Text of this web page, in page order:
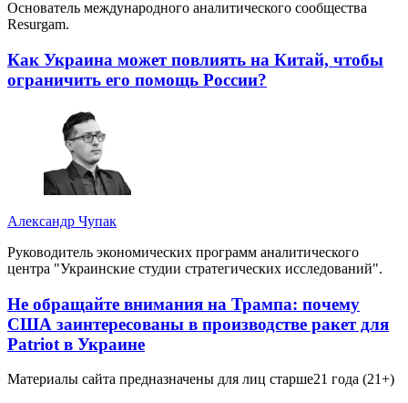
Основатель международного аналитического сообщества
Resurgam.
Как Украина может повлиять на Китай, чтобы
ограничить его помощь России?
Александр Чупак
Руководитель экономических программ аналитического
центра "Украинские студии стратегических исследований".
Не обращайте внимания на Трампа: почему
США заинтересованы в производстве ракет для
Patriot в Украине
Материалы сайта предназначены для лиц старше21 года (21+)